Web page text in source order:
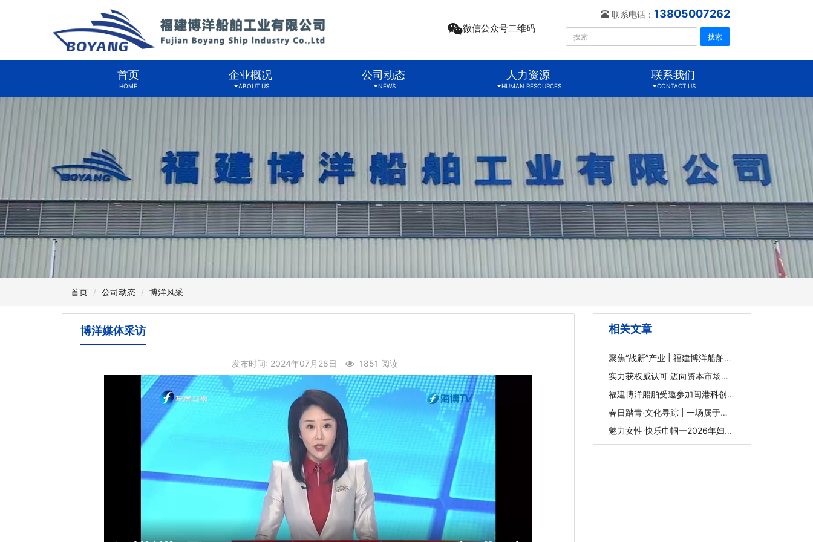
微信公众号二维码
联系电话： 13805007262
搜索
首页
HOME
企业概况
ABOUT US
公司动态
NEWS
人力资源
HUMAN RESOURCES
联系我们
CONTACT US
首页 公司动态 博洋风采
博洋媒体采访
发布时间: 2024年07月28日 1851 阅读
相关文章
聚焦“战新”产业 | 福建博洋船舶：
实力获权威认可 迈向资本市场新
福建省重点上市后备企业
福建博洋船舶受邀参加闽港科创项
春日踏青·文化寻踪 | 一场属于我
魅力女性 快乐巾帼—2026年妇女